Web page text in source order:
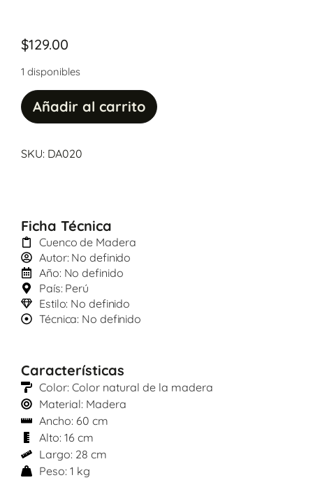
$129.00
1 disponibles
Añadir al carrito
SKU: DA020
Ficha Técnica
Cuenco de Madera
Autor: No definido
Año: No definido
País: Perú
Estilo: No definido
Técnica: No definido
Características
Color: Color natural de la madera
Material: Madera
Ancho: 60 cm
Alto: 16 cm
Largo: 28 cm
Peso: 1 kg